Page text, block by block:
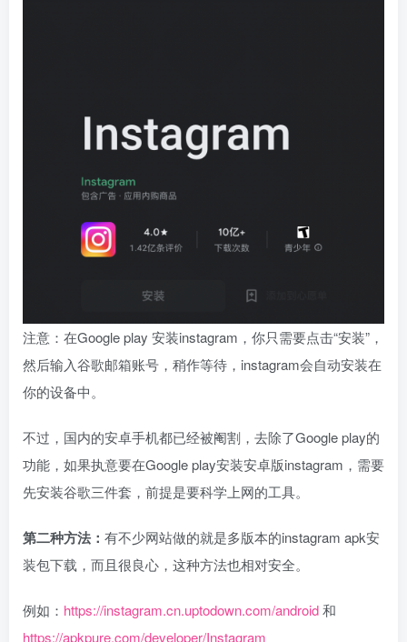
注意：在Google play 安装instagram，你只需要点击“安装”，
然后输入谷歌邮箱账号，稍作等待，instagram会自动安装在
你的设备中。
不过，国内的安卓手机都已经被阉割，去除了Google play的
功能，如果执意要在Google play安装安卓版instagram，需要
先安装谷歌三件套，前提是要科学上网的工具。
第二种方法： 有不少网站做的就是多版本的instagram apk安
装包下载，而且很良心，这种方法也相对安全。
例如： https://instagram.cn.uptodown.com/android和
https://apkpure.com/developer/Instagram